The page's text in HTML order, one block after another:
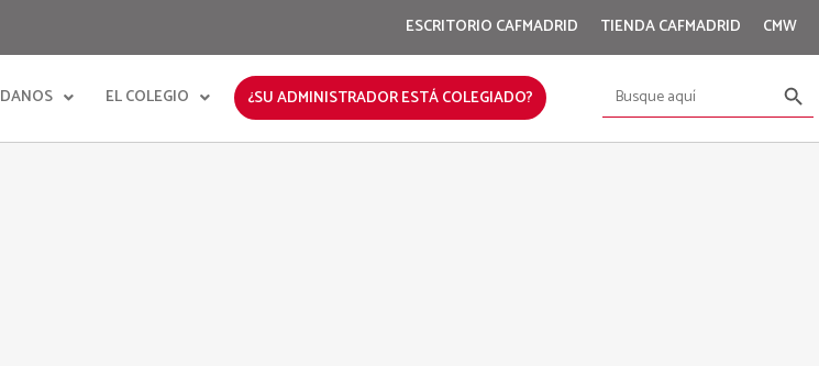
ESCRITORIO CAFMADRID TIENDA CAFMADRID CMW
EL COLEGIO ¿SU ADMINISTRADOR ESTÁ COLEGIADO?
Buscar: